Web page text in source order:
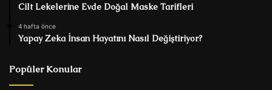
Cilt Lekelerine Evde Doğal Maske Tarifleri
4 hafta önce
Yapay Zeka İnsan Hayatını Nasıl Değiştiriyor?
Popüler Konular